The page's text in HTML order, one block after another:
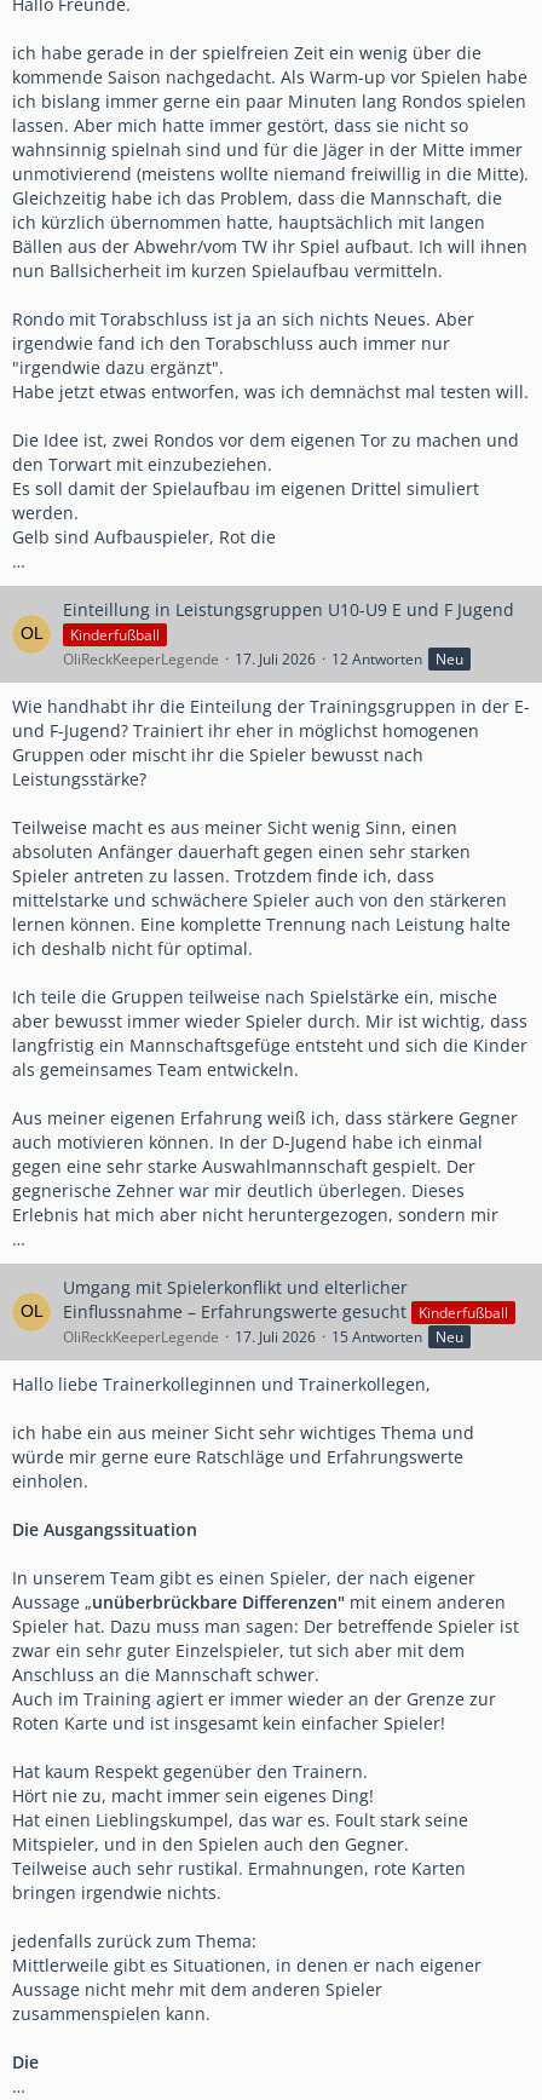
ich habe gerade in der spielfreien Zeit ein wenig über die
kommende Saison nachgedacht. Als Warm-up vor Spielen habe
ich bislang immer gerne ein paar Minuten lang Rondos spielen
lassen. Aber mich hatte immer gestört, dass sie nicht so
wahnsinnig spielnah sind und für die Jäger in der Mitte immer
unmotivierend (meistens wollte niemand freiwillig in die Mitte).
Gleichzeitig habe ich das Problem, dass die Mannschaft, die
ich kürzlich übernommen hatte, hauptsächlich mit langen
Bällen aus der Abwehr/vom TW ihr Spiel aufbaut. Ich will ihnen
nun Ballsicherheit im kurzen Spielaufbau vermitteln.
Rondo mit Torabschluss ist ja an sich nichts Neues. Aber
irgendwie fand ich den Torabschluss auch immer nur
"irgendwie dazu ergänzt".
Habe jetzt etwas entworfen, was ich demnächst mal testen will.
Die Idee ist, zwei Rondos vor dem eigenen Tor zu machen und
den Torwart mit einzubeziehen.
Es soll damit der Spielaufbau im eigenen Drittel simuliert
werden.
Gelb sind Aufbauspieler, Rot die
…
Einteillung in Leistungsgruppen U10-U9 E und F Jugend
Kinderfußball
OliReckKeeperLegende
17. Juli 2026 12 Antworten Neu
Wie handhabt ihr die Einteilung der Trainingsgruppen in der E-
und F-Jugend? Trainiert ihr eher in möglichst homogenen
Gruppen oder mischt ihr die Spieler bewusst nach
Leistungsstärke?
Teilweise macht es aus meiner Sicht wenig Sinn, einen
absoluten Anfänger dauerhaft gegen einen sehr starken
Spieler antreten zu lassen. Trotzdem finde ich, dass
mittelstarke und schwächere Spieler auch von den stärkeren
lernen können. Eine komplette Trennung nach Leistung halte
ich deshalb nicht für optimal.
Ich teile die Gruppen teilweise nach Spielstärke ein, mische
aber bewusst immer wieder Spieler durch. Mir ist wichtig, dass
langfristig ein Mannschaftsgefüge entsteht und sich die Kinder
als gemeinsames Team entwickeln.
Aus meiner eigenen Erfahrung weiß ich, dass stärkere Gegner
auch motivieren können. In der D-Jugend habe ich einmal
gegen eine sehr starke Auswahlmannschaft gespielt. Der
gegnerische Zehner war mir deutlich überlegen. Dieses
Erlebnis hat mich aber nicht heruntergezogen, sondern mir
…
Umgang mit Spielerkonflikt und elterlicher
Einflussnahme – Erfahrungswerte gesucht
Kinderfußball
OliReckKeeperLegende
17. Juli 2026 15 Antworten Neu
Hallo liebe Trainerkolleginnen und Trainerkollegen,
ich habe ein aus meiner Sicht sehr wichtiges Thema und
würde mir gerne eure Ratschläge und Erfahrungswerte
einholen.
Die Ausgangssituation
In unserem Team gibt es einen Spieler, der nach eigener
Aussage „unüberbrückbare Differenzen" mit einem anderen
Spieler hat. Dazu muss man sagen: Der betreffende Spieler ist
zwar ein sehr guter Einzelspieler, tut sich aber mit dem
Anschluss an die Mannschaft schwer.
Auch im Training agiert er immer wieder an der Grenze zur
Roten Karte und ist insgesamt kein einfacher Spieler!
Hat kaum Respekt gegenüber den Trainern.
Hört nie zu, macht immer sein eigenes Ding!
Hat einen Lieblingskumpel, das war es. Foult stark seine
Mitspieler, und in den Spielen auch den Gegner.
Teilweise auch sehr rustikal. Ermahnungen, rote Karten
bringen irgendwie nichts.
jedenfalls zurück zum Thema:
Mittlerweile gibt es Situationen, in denen er nach eigener
Aussage nicht mehr mit dem anderen Spieler
zusammenspielen kann.
Die
…